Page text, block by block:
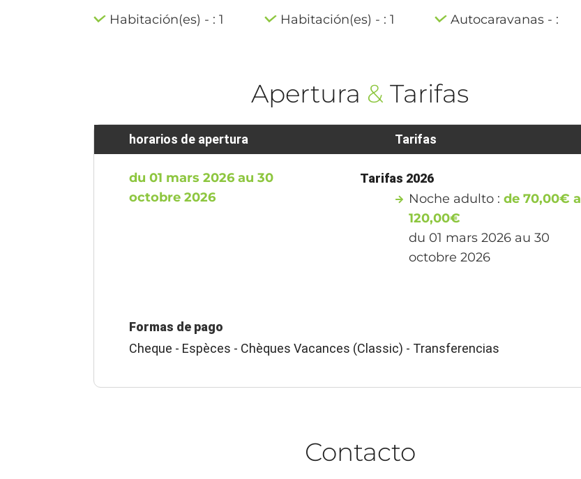
Habitación(es) - : 1 Habitación(es) - : 1 Autocaravanas - :
Apertura & Tarifas
horarios de apertura
du 01 mars 2026 au 30
octobre 2026
Tarifas
Tarifas 2026
Noche adulto :de 70,00€ a
120,00€
du 01 mars 2026 au 30
octobre 2026
Formas de pago
Cheque - Espèces - Chèques Vacances (Classic) - Transferencias
Contacto